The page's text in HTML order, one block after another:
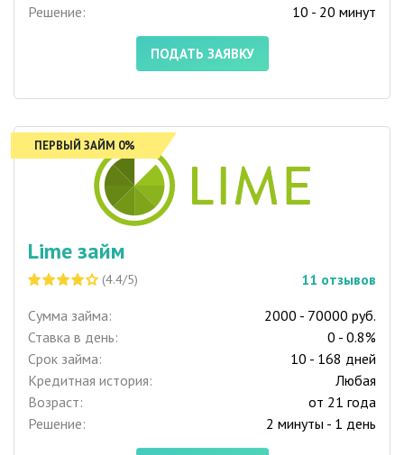
Решение:
10 - 20 минут
ПОДАТЬ ЗАЯВКУ
ПЕРВЫЙ ЗАЙМ 0%
Lime займ
(4.4/5) 11 отзывов
Сумма займа:
2000 - 70000 руб.
Ставка в день:
0 - 0.8%
Срок займа:
10 - 168 дней
Кредитная история:
Любая
Возраст:
от 21 года
Решение:
2 минуты - 1 день